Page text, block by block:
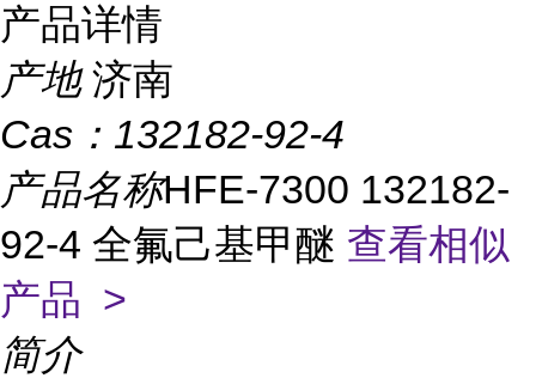
产品详情
产地 济南
Cas： 132182-92-4
产品名称HFE-7300 132182-
92-4 全氟己基甲醚 查看相似
产品 >
简介